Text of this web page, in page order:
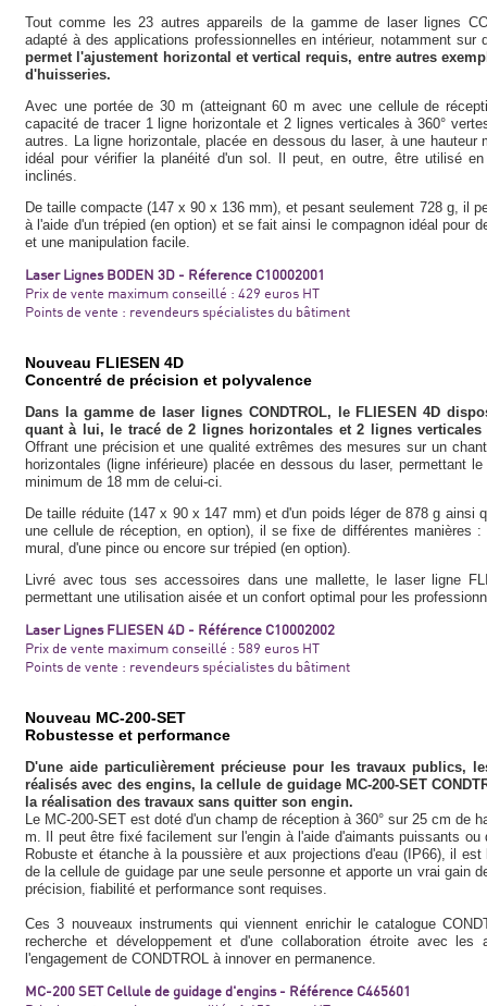
Tout comme les 23 autres appareils de la gamme de laser lignes
adapté à des applications professionnelles en intérieur, notamment
permet l'ajustement horizontal et vertical requis, entre autres
d'huisseries.
Avec une portée de 30 m (atteignant 60 m avec une cellule de
capacité de tracer 1 ligne horizontale et 2 lignes verticales à 360°
autres. La ligne horizontale, placée en dessous du laser, à une
idéal pour vérifier la planéité d'un sol. Il peut, en outre, être utilisé
inclinés.
De taille compacte (147 x 90 x 136 mm), et pesant seulement 728 g, il
à l'aide d'un trépied (en option) et se fait ainsi le compagnon idéal pour
et une manipulation facile.
Laser Lignes BODEN 3D - Réference C10002001
Prix de vente maximum conseillé : 429 euros HT
Points de vente : revendeurs spécialistes du bâtiment
Nouveau FLIESEN 4D
Concentré de précision et polyvalence
Dans la gamme de laser lignes CONDTROL, le FLIESEN 4D
quant à lui, le tracé de 2 lignes horizontales et 2 lignes verticales
Offrant une précision et une qualité extrêmes des mesures sur un
horizontales (ligne inférieure) placée en dessous du laser, permettant
minimum de 18 mm de celui-ci.
De taille réduite (147 x 90 x 147 mm) et d'un poids léger de 878 g ainsi
une cellule de réception, en option), il se fixe de différentes manières
mural, d'une pince ou encore sur trépied (en option).
Livré avec tous ses accessoires dans une mallette, le laser ligne
permettant une utilisation aisée et un confort optimal pour les
Laser Lignes FLIESEN 4D - Référence C10002002
Prix de vente maximum conseillé : 589 euros HT
Points de vente : revendeurs spécialistes du bâtiment
Nouveau MC-200-SET
Robustesse et performance
D'une aide particulièrement précieuse pour les travaux publics,
réalisés avec des engins, la cellule de guidage MC-200-SET
la réalisation des travaux sans quitter son engin.
Le MC-200-SET est doté d'un champ de réception à 360° sur 25 cm de
m. Il peut être fixé facilement sur l'engin à l'aide d'aimants puissants
Robuste et étanche à la poussière et aux projections d'eau (IP66), il
de la cellule de guidage par une seule personne et apporte un vrai gain
précision, fiabilité et performance sont requises.
Ces 3 nouveaux instruments qui viennent enrichir le catalogue
recherche et développement et d'une collaboration étroite avec
l'engagement de CONDTROL à innover en permanence.
MC-200 SET Cellule de guidage d'engins - Référence C465601